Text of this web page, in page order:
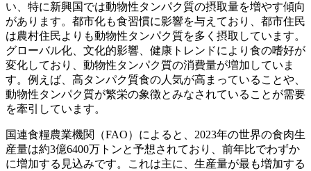
い、特に新興国では動物性タンパク質の摂取量を増やす傾向
があります。都市化も食習慣に影響を与えており、都市住民
は農村住民よりも動物性タンパク質を多く摂取しています。
グローバル化、文化的影響、健康トレンドにより食の嗜好が
変化しており、動物性タンパク質の消費量が増加していま
す。例えば、高タンパク質食の人気が高まっていることや、
動物性タンパク質が繁栄の象徴とみなされていることが需要
を牽引しています。
国連食糧農業機関（FAO）によると、2023年の世界の食肉生
産量は約3億6400万トンと予想されており、前年比でわずか
に増加する見込みです。これは主に、生産量が最も増加する